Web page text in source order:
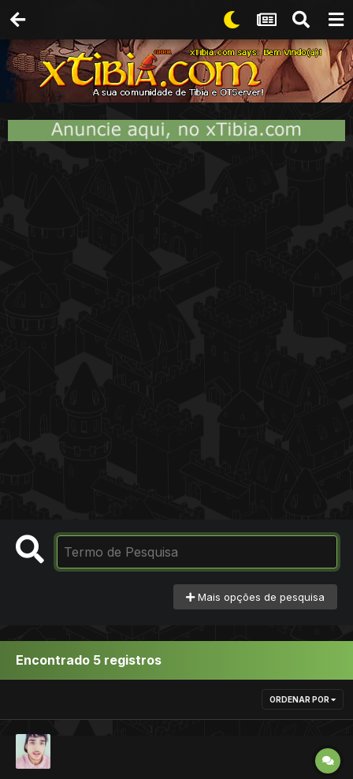
Mais opções de pesquisa
Encontrado 5 registros
ORDENAR POR